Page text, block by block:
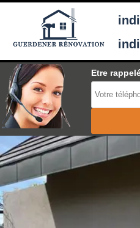
Etre